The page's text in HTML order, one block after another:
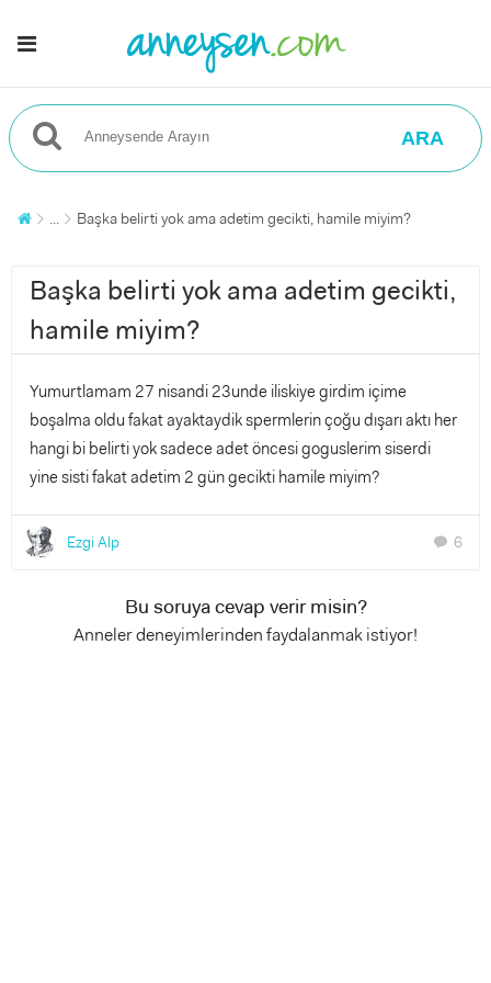
ARA
... Başka belirti yok ama adetim gecikti, hamile miyim?
Başka belirti yok ama adetim gecikti,
hamile miyim?
Yumurtlamam 27 nisandi 23unde iliskiye girdim içime
boşalma oldu fakat ayaktaydik spermlerin çoğu dışarı aktı her
hangi bi belirti yok sadece adet öncesi goguslerim siserdi
yine sisti fakat adetim 2 gün gecikti hamile miyim?
Ezgi Alp chat 6
Bu soruya cevap verir misin?
Anneler deneyimlerinden faydalanmak istiyor!